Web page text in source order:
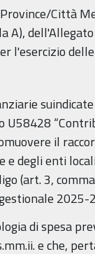
Città
A),
l'esercizio
il
e degli enti
(art. 3,
di spesa
e che,